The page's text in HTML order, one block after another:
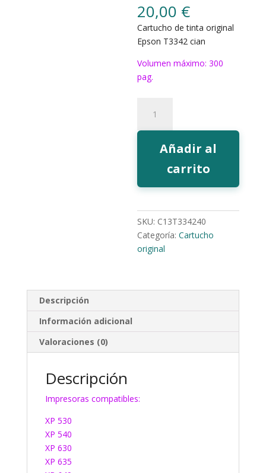
20,00 €
Cartucho de tinta original
Epson T3342 cian
Volumen máximo: 300
pag.
Epson
T3342
Añadir al
carrito
SKU: C13T334240
Categoría:Cartucho
original
Descripción
Información adicional
Valoraciones (0)
Descripción
Impresoras compatibles:
XP 530
XP 540
XP 630
XP 635